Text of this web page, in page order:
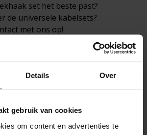
Details Over
gebruik van cookies
om content en advertenties te
set het beste past?
de universele kabelsets?
met ons op!
een eerlijk en onafhankelijk advies.
productiedatum vanaf